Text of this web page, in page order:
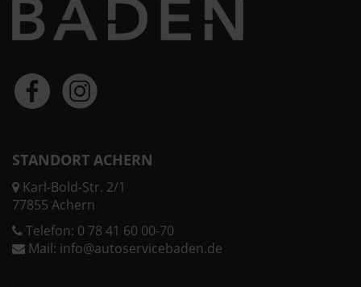
STANDORT ACHERN
Karl-Bold-Str. 2/1
77855 Achern
Telefon: 0 78 41 60 00-70
Mail: info@autoservicebaden.de